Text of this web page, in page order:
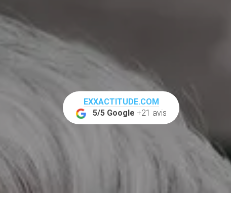
EXXACTITUDE.COM
5/5 Google +21 avis